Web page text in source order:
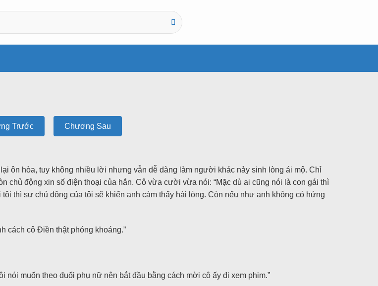
Trước Chương Sau
ôn hòa, tuy không nhiều lời nhưng vẫn dễ dàng làm người khác nảy sinh lòng ái mộ. Chỉ
chủ động xin số điện thoại của hắn. Cô vừa cười vừa nói: “Mặc dù ai cũng nói là con gái thì
thì sự chủ động của tôi sẽ khiến anh cảm thấy hài lòng. Còn nếu như anh không có hứng
cách cô Điền thật phóng khoáng.”
muốn theo đuổi phụ nữ nên bắt đầu bằng cách mời cô ấy đi xem phim.”